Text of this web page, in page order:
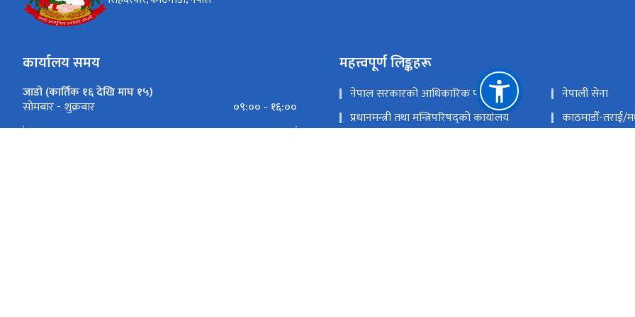
कार्यालय समय
जाडो (कार्तिक १६ देखि माघ १५)
सोमबार - शुक्रबार
०९:०० - १६:००
.
.
महत्त्वपूर्ण लिङ्कहरू
नेपाल सरकारको आधिकारिक पोर्टल
नेपाली सेना
प्रधानमन्त्री तथा मन्त्रिपरिषद्को कार्यालय
काठमाडौँ-